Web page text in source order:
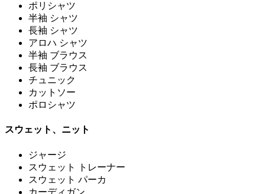
ポリシャツ
半袖 シャツ
長袖 シャツ
アロハ シャツ
半袖 ブラウス
長袖 ブラウス
チュニック
カットソー
ポロシャツ
スウェット、ニット
ジャージ
スウェット トレーナー
スウェット パーカ
カーディガン